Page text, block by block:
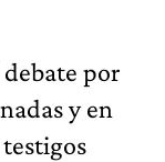
por
y en